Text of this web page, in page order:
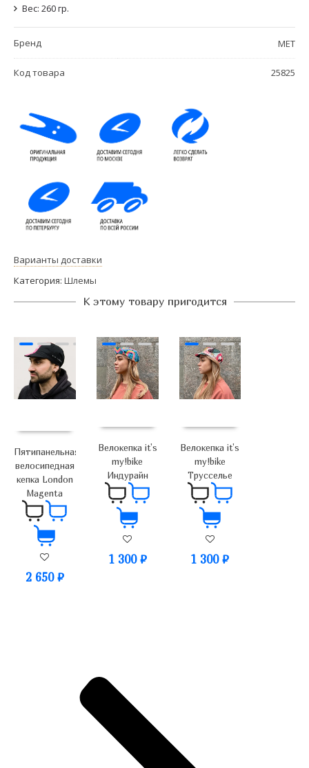
Вес: 260 гр.
Бренд MET
Код товара 25825
Варианты доставки
Категория: Шлемы
К этому товару пригодится
Пятипанельная
велосипедная
кепка London
Magenta
2 650 ₽
Велокепка it’s
my!bike
Индурайн
1 300 ₽
Велокепка it’s
my!bike
Трусселье
1 300₽